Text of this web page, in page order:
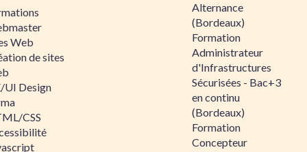
Web
de sites
UI Design
CSS
Alternance
(Bordeaux)
Formation
Administrateur
d'Infrastructures
Sécurisées - Bac+3
en continu
(Bordeaux)
Formation
Concepteur